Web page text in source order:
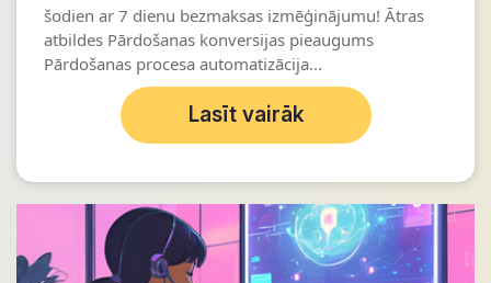
šodien ar 7 dienu bezmaksas izmēģinājumu! Ātras
atbildes Pārdošanas konversijas pieaugums
Pārdošanas procesa automatizācija...
Lasīt vairāk